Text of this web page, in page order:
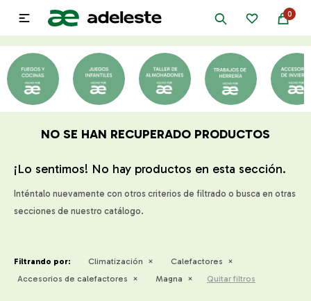
0

NO SE HAN RECUPERADO PRODUCTOS
¡Lo sentimos! No hay productos en esta sección.
Inténtalo nuevamente con otros criterios de filtrado o busca en otras
secciones de nuestro catálogo.
Filtrando por: Climatización
Calefactores
Accesorios de calefactores
Magna Quitar filtros